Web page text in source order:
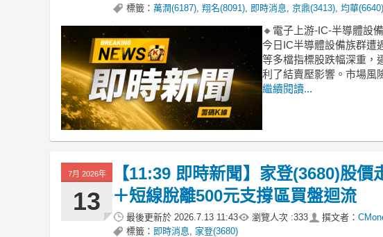
標籤： 萬潤(6187) 翔名(8091) 即時消息 京鼎(3413) 均華(6640)
🔸電子上游-IC-半導體設
今日IC半導體設備族群遭
等多檔指標股跌幅深重，
利了結賣壓影響。市場風
繼續閱讀...
7月 2026年
13
【11:39 即時新聞】家登(3680)股
＋短線脫離500元支撐區買盤迴流
最後更新於 2026.7.13 11:43 瀏覽人次 :333 撰文者：
標籤： 即時消息 家登(3680)